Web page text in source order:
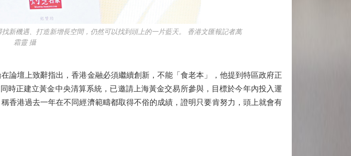
新機遇、打造新增長空間，仍然可以找到頭上的一片藍天。 香港文匯報記者萬
霜靈 攝
壇上致辭指出，香港金融必須繼續創新，不能「食老本」，他提到特區政府正
時正建立黃金中央清算系統，已邀請上海黃金交易所參與，目標於今年內投入運
香港過去一年在不同經濟範疇都取得不俗的成績，證明只要肯努力，頭上就會有